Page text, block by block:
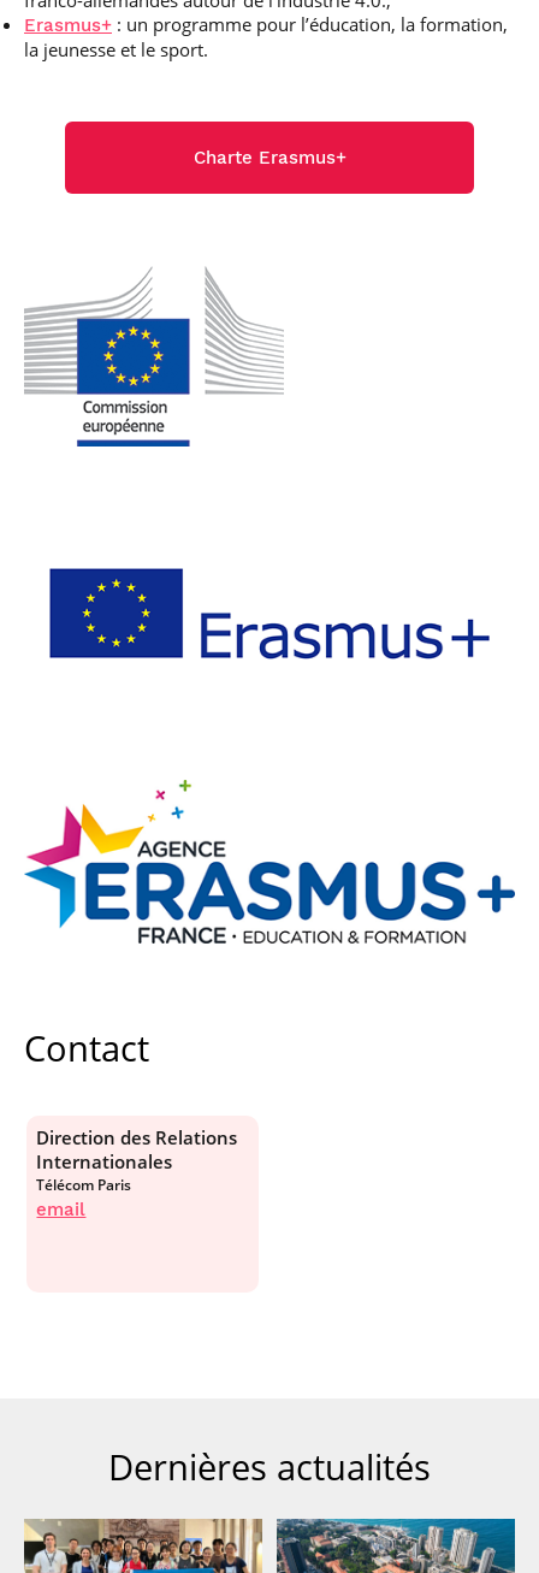
Erasmus+ : un programme pour l’éducation, la formation,
la jeunesse et le sport.
Charte Erasmus+
Contact
Direction des Relations
Internationales
Télécom Paris
email
Dernières actualités